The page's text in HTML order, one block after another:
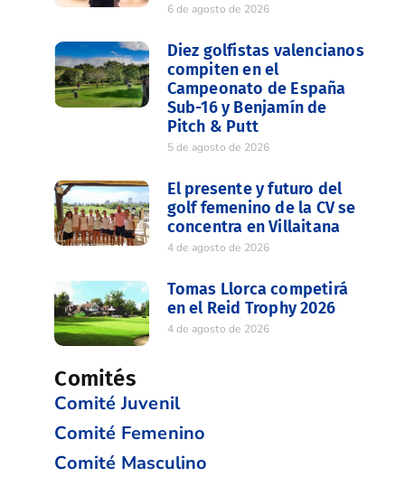
6 de agosto de 2026
Diez golfistas valencianos
compiten en el
Campeonato de España
Sub-16 y Benjamín de
Pitch & Putt
5 de agosto de 2026
El presente y futuro del
golf femenino de la CV se
concentra en Villaitana
4 de agosto de 2026
Tomas Llorca competirá
en el Reid Trophy 2026
4 de agosto de 2026
Comités
Comité Juvenil
Comité Femenino
Comité Masculino